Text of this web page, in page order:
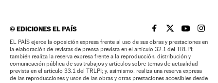
©EDICIONES EL PAÍS EL PAÍS BRASIL EN
EL PAÍSEL PAÍS
EL
EL PAÍS ejerce la oposición expresa frente al uso de sus obras y prestaciones en
la elaboración de revistas de prensa prevista en el artículo 32.1 del TRLPI;
también realiza la reserva expresa frente a la reproducción, distribución y
comunicación pública de sus trabajos y artículos sobre temas de actualidad
prevista en el artículo 33.1 del TRLPI; y, asimismo, realiza una reserva expresa
de las reproducciones y usos de las obras y otras prestaciones accesibles desde